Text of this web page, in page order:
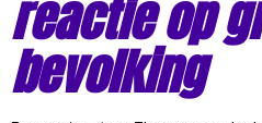
reactie op
bevolking